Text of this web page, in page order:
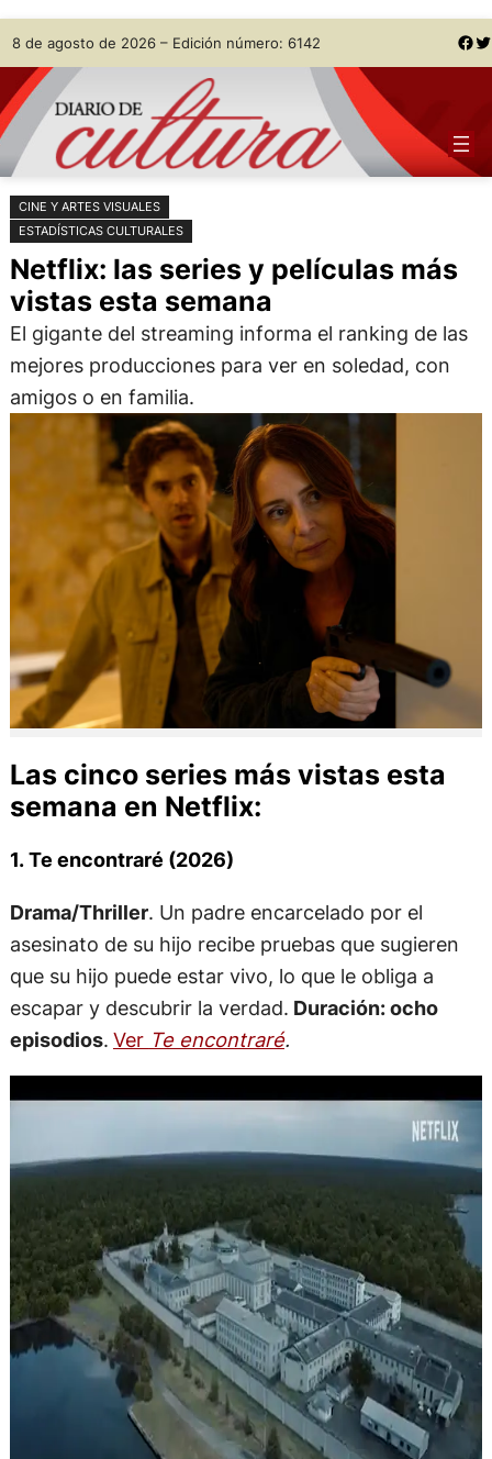
Saltar
al
contenido
Skip
to
content
8 de agosto de 2026 – Edición número: 6142 Facebook Twitter
CINE Y ARTES VISUALES
ESTADÍSTICAS CULTURALES
Netflix: las series y películas más
vistas esta semana
El gigante del streaming informa el ranking de las
mejores producciones para ver en soledad, con
amigos o en familia.
Las cinco series más vistas esta
semana en Netflix:
1. Te encontraré (2026)
Drama/Thriller. Un padre encarcelado por el
asesinato de su hijo recibe pruebas que sugieren
que su hijo puede estar vivo, lo que le obliga a
escapar y descubrir la verdad. Duración: ocho
episodios. Ver Te encontraré.